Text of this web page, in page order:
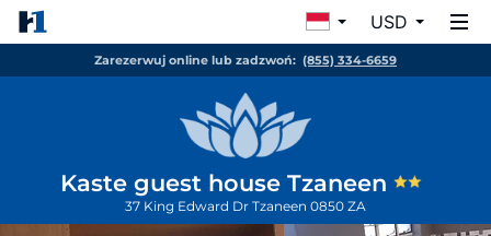
USD
Zarezerwuj online lub zadzwoń: (855) 334-6659
Kaste guest house Tzaneen
37 King Edward Dr Tzaneen 0850 ZA